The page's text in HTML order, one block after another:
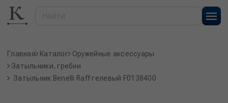
Главная Каталог Оружейные аксессуары
Затыльники, гребни
Затыльник Benelli Raff гелевый F0138400